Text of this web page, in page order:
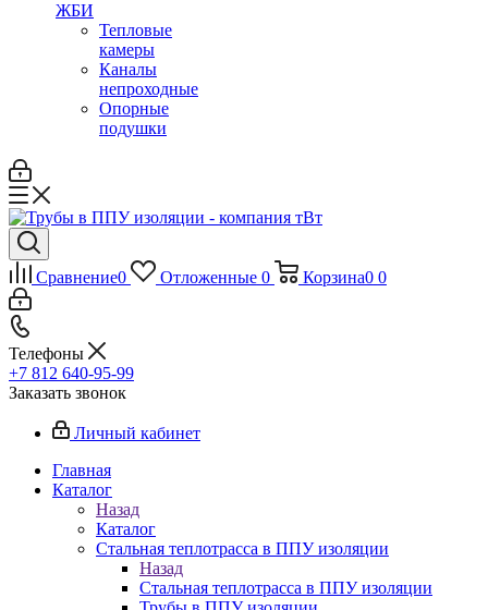
ЖБИ
Тепловые
камеры
Каналы
непроходные
Опорные
подушки
Сравнение0 Отложенные 0 Корзина0 0
Телефоны
+7 812 640-95-99
Заказать звонок
Личный кабинет
Главная
Каталог
Назад
Каталог
Стальная теплотрасса в ППУ изоляции
Назад
Стальная теплотрасса в ППУ изоляции